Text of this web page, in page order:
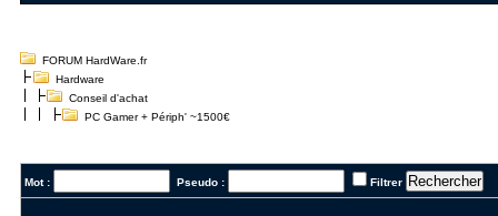
FORUM HardWare.fr
Hardware
Conseil d'achat
PC Gamer + Périph' ~1500€
Mot : Pseudo : Filtrer